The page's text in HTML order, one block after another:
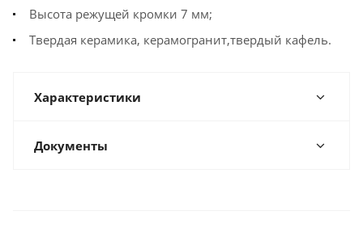
Высота режущей кромки 7 мм;
Твердая керамика, керамогранит,твердый кафель.
Характеристики
Документы